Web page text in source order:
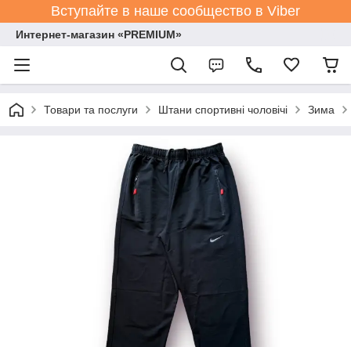
Вступайте в наше сообщество в Viber
Интернет-магазин «PREMIUM»
Товари та послуги Штани спортивні чоловічі Зима